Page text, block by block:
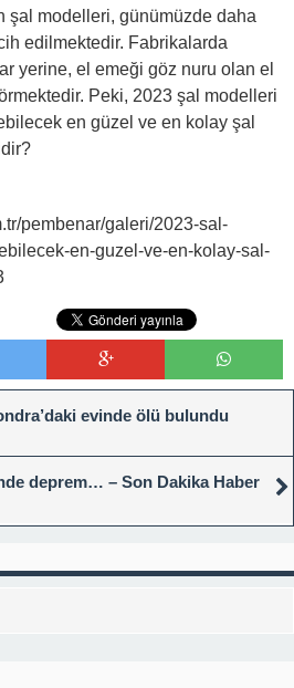
şal modelleri, günümüzde daha
edilmektedir. Fabrikalarda
yerine, el emeği göz nuru olan el
Peki, 2023 şal modelleri
en güzel ve en kolay şal
pembenar/galeri/2023-sal-
en-guzel-ve-en-kolay-sal-
evinde ölü bulundu
deprem… – Son Dakika Haber